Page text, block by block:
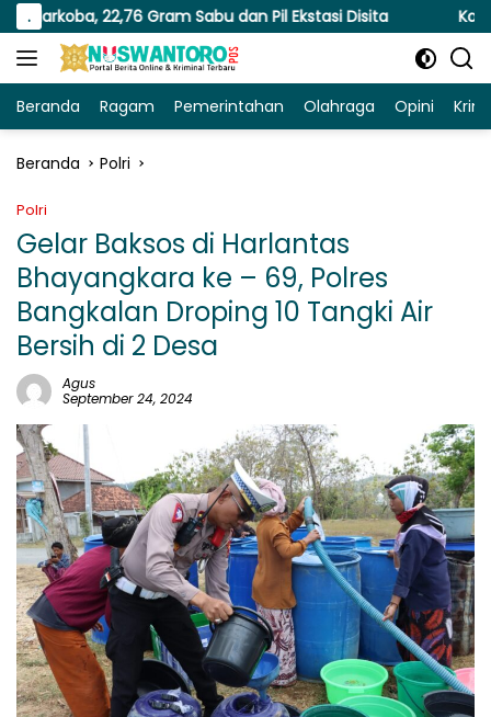
Langsung
ke
konten
.Gram Sabu dan Pil Ekstasi Disita Kapolresta Malang
Beranda Ragam Pemerintahan Olahraga Opini
Beranda Polri
Polri
Gelar Baksos di Harlantas
Bhayangkara ke – 69, Polres
Bangkalan Droping 10 Tangki Air
Bersih di 2 Desa
Agus
September 24, 2024